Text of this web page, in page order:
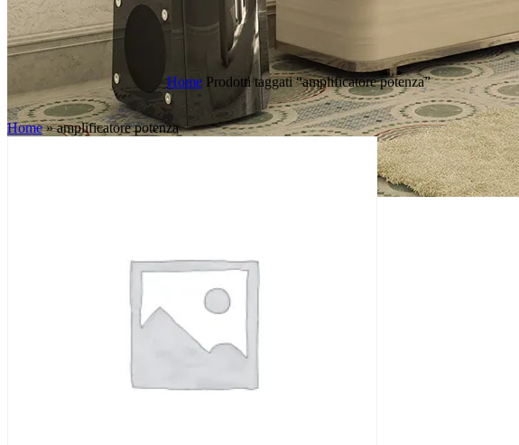
Visualizzazione di 5 risultatiHome Prodotti taggati “amplificatore potenza”
Home»amplificatore potenza